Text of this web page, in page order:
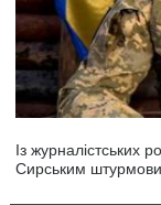
Із журналістських
Сирським